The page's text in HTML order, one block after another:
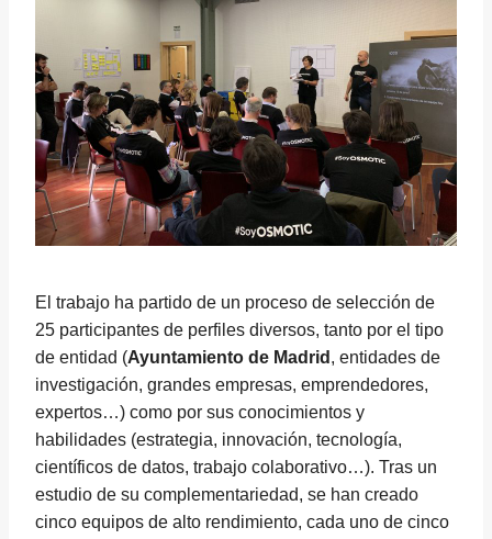
El trabajo ha partido de un proceso de selección de
25 participantes de perfiles diversos, tanto por el tipo
de entidad (Ayuntamiento de Madrid , entidades de
investigación, grandes empresas, emprendedores,
expertos…) como por sus conocimientos y
habilidades (estrategia, innovación, tecnología,
científicos de datos, trabajo colaborativo…). Tras un
estudio de su complementariedad, se han creado
cinco equipos de alto rendimiento, cada uno de cinco